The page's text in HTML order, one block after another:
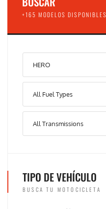
+165 MODELOS DISPONIBLES
HERO
All Fuel Types
All Transmissions
TIPO DE VEHÍCULO
BUSCA TU MOTOCICLETA